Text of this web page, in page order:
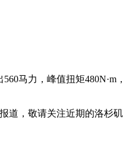
马力，峰值扭矩480N·m
道，敬请关注近期的洛杉